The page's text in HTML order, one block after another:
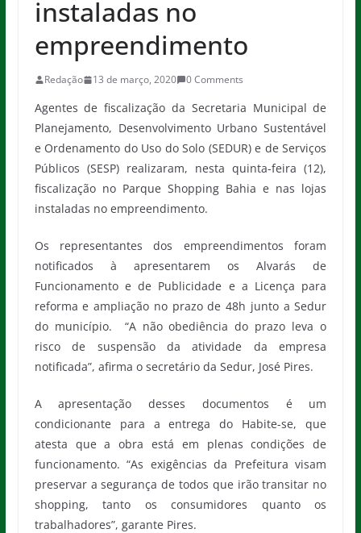
instaladas no
empreendimento
Redação 13 de março, 2020 0 Comments
Agentes de fiscalização da Secretaria Municipal de
Planejamento, Desenvolvimento Urbano Sustentável
e Ordenamento do Uso do Solo (SEDUR) e de Serviços
Públicos (SESP) realizaram, nesta quinta-feira (12),
fiscalização no Parque Shopping Bahia e nas lojas
instaladas no empreendimento.
Os representantes dos empreendimentos foram
notificados à apresentarem os Alvarás de
Funcionamento e de Publicidade e a Licença para
reforma e ampliação no prazo de 48h junto a Sedur
do município. “A não obediência do prazo leva o
risco de suspensão da atividade da empresa
notificada”, afirma o secretário da Sedur, José Pires.
A apresentação desses documentos é um
condicionante para a entrega do Habite-se, que
atesta que a obra está em plenas condições de
funcionamento. “As exigências da Prefeitura visam
preservar a segurança de todos que irão transitar no
shopping, tanto os consumidores quanto os
trabalhadores”, garante Pires.